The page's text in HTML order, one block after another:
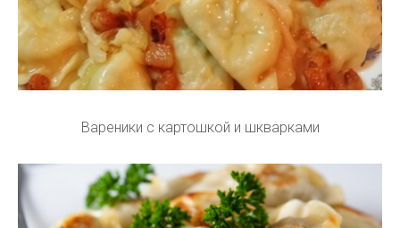
Вареники с картошкой и шкварками